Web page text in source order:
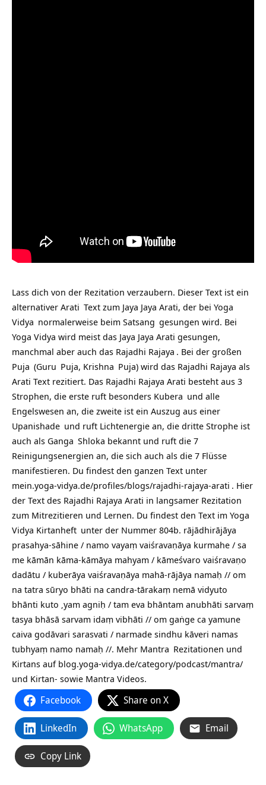
Lass dich von der Rezitation verzaubern. Dieser Text ist ein
alternativer Arati Text zum Jaya Jaya Arati, der bei Yoga
Vidya normalerweise beim Satsang gesungen wird. Bei
Yoga Vidya wird meist das Jaya Jaya Arati gesungen,
manchmal aber auch das Rajadhi Rajaya . Bei der großen
Puja (Guru Puja, Krishna Puja) wird das Rajadhi Rajaya als
Arati Text rezitiert. Das Rajadhi Rajaya Arati besteht aus 3
Strophen, die erste ruft besonders Kubera und alle
Engelswesen an, die zweite ist ein Auszug aus einer
Upanishade und ruft Lichtenergie an, die dritte Strophe ist
auch als Ganga Shloka bekannt und ruft die 7
Reinigungsenergien an, die sich auch als die 7 Flüsse
manifestieren. Du findest den ganzen Text unter
mein.yoga-vidya.de/profiles/blogs/rajadhi-rajaya-arati . Hier
der Text des Rajadhi Rajaya Arati in langsamer Rezitation
zum Mitrezitieren und Lernen. Du findest den Text im Yoga
Vidya Kirtanheft unter der Nummer 804b. rājādhirājāya
prasahya-sāhine / namo vayaṃ vaiśravaṇāya kurmahe / sa
me kāmān kāma-kāmāya mahyam / kāmeśvaro vaiśravaṇo
dadātu / kuberāya vaiśravaṇāya mahā-rājāya namaḥ // om
na tatra sūryo bhāti na candra-tārakaṃ nemā vidyuto
bhānti kuto ‚yam agniḥ / tam eva bhāntam anubhāti sarvaṃ
tasya bhāsā sarvam idaṃ vibhāti // om gaṅge ca yamune
caiva godāvari sarasvati / narmade sindhu kāveri namas
tubhyaṃ namo namaḥ //. Mehr Mantra Rezitationen und
Kirtans auf blog.yoga-vidya.de/category/podcast/mantra/
und Kirtan- sowie Mantra Videos.
Facebook Share on X
LinkedIn WhatsApp Email
Copy Link